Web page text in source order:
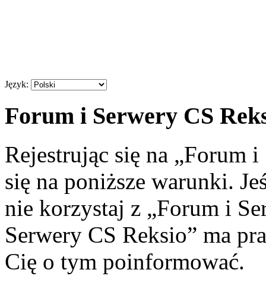
Język:
Forum i Serwery CS
Rejestrując się na „Forum
się na poniższe warunki.
nie korzystaj z „Forum i
Serwery CS Reksio” ma
Cię o tym poinformować.